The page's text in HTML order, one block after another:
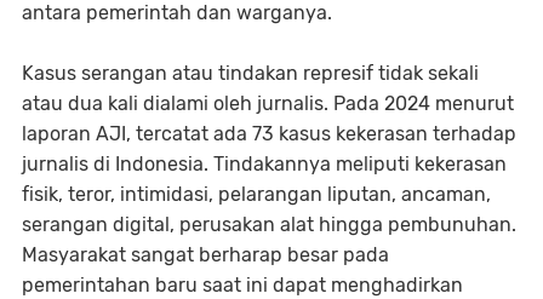
antara pemerintah dan warganya.
Kasus serangan atau tindakan represif tidak sekali
atau dua kali dialami oleh jurnalis. Pada 2024 menurut
laporan AJI, tercatat ada 73 kasus kekerasan terhadap
jurnalis di Indonesia. Tindakannya meliputi kekerasan
fisik, teror, intimidasi, pelarangan liputan, ancaman,
serangan digital, perusakan alat hingga pembunuhan.
Masyarakat sangat berharap besar pada
pemerintahan baru saat ini dapat menghadirkan